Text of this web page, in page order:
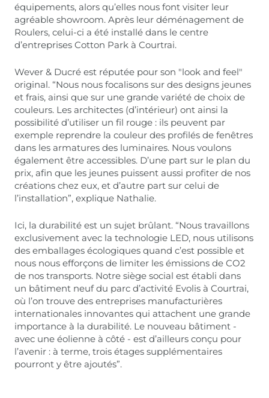
équipements, alors qu’elles nous font visiter leur
agréable showroom. Après leur déménagement de
Roulers, celui-ci a été installé dans le centre
d’entreprises Cotton Park à Courtrai.
Wever & Ducré est réputée pour son "look and feel"
original. “Nous nous focalisons sur des designs jeunes
et frais, ainsi que sur une grande variété de choix de
couleurs. Les architectes (d’intérieur) ont ainsi la
possibilité d’utiliser un fil rouge : ils peuvent par
exemple reprendre la couleur des profilés de fenêtres
dans les armatures des luminaires. Nous voulons
également être accessibles. D’une part sur le plan du
prix, afin que les jeunes puissent aussi profiter de nos
créations chez eux, et d’autre part sur celui de
l’installation”, explique Nathalie.
Ici, la durabilité est un sujet brûlant. “Nous travaillons
exclusivement avec la technologie LED, nous utilisons
des emballages écologiques quand c’est possible et
nous nous efforçons de limiter les émissions de CO2
de nos transports. Notre siège social est établi dans
un bâtiment neuf du parc d’activité Evolis à Courtrai,
où l’on trouve des entreprises manufacturières
internationales innovantes qui attachent une grande
importance à la durabilité. Le nouveau bâtiment -
avec une éolienne à côté - est d’ailleurs conçu pour
l’avenir : à terme, trois étages supplémentaires
pourront y être ajoutés”.